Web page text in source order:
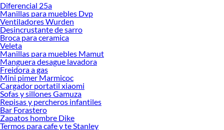
Diferencial 25a
Manillas para muebles Dvp
Ventiladores Wurden
Desincrustante de sarro
Broca para ceramica
Veleta
Manillas para muebles Mamut
Manguera desague lavadora
Freidora a gas
Mini pimer Marmicoc
Cargador portatil xiaomi
Sofas y sillones Gamuza
Repisas y percheros infantiles
Bar Forastero
Zapatos hombre Dike
Termos para cafe y te Stanley